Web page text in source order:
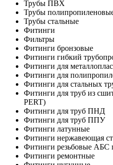
Трубы ПВХ
Трубы
Трубы стальные
Фитинги
Фильтры
Фитинги бронзовые
Фитинги гибкий
Фитинги для
Фитинги для
Фитинги для стальных
Фитинги для труб из
PERT)
Фитинги для труб ПНД
Фитинги для труб ППУ
Фитинги латунные
Фитинги нержавеющая
Фитинги резьбовые АБС
Фитинги ремонтные